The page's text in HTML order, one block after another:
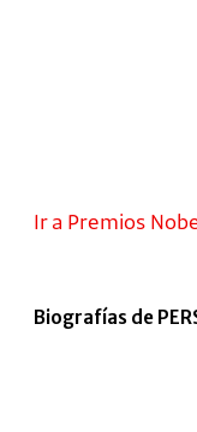
Ir a Premios
Biografías de